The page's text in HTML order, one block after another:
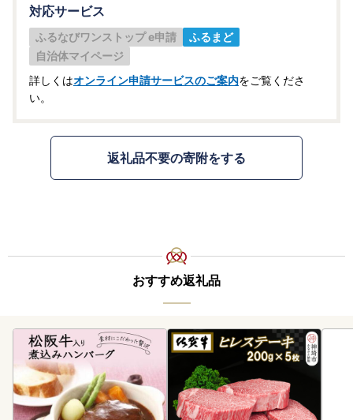
対応サービス
ふるなびワンストップ e申請
ふるまど
自治体マイページ
詳しくはオンライン申請サービスのご案内をご覧くださ
い。
返礼品不要の寄附をする
おすすめ返礼品